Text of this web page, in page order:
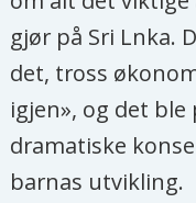
gjør på Sri Lnka.
det, tross
igjen», og det
dramatiske
barnas utvikling.